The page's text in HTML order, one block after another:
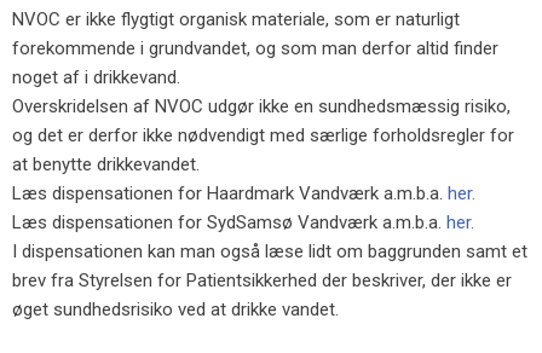
NVOC er ikke flygtigt organisk materiale, som er naturligt
forekommende i grundvandet, og som man derfor altid finder
noget af i drikkevand.
Overskridelsen af NVOC udgør ikke en sundhedsmæssig risiko,
og det er derfor ikke nødvendigt med særlige forholdsregler for
at benytte drikkevandet.
Læs dispensationen for Haardmark Vandværk a.m.b.a. her.
Læs dispensationen for SydSamsø Vandværk a.m.b.a. her.
I dispensationen kan man også læse lidt om baggrunden samt et
brev fra Styrelsen for Patientsikkerhed der beskriver, der ikke er
øget sundhedsrisiko ved at drikke vandet.